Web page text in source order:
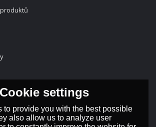
Cookie settings
to provide you with the best possible
also allow us to analyze user